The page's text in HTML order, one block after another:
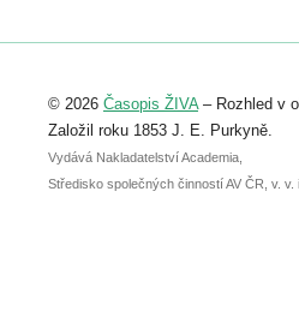
Registrovat se můžete do 6. září.
abstraktu přihlášené přednášky
posteru je už 30. června.
© 2026 Časopis ŽIVA– Rozhled v
Založil roku 1853 J. E. Purkyně.
Vydává Nakladatelství Academia,
Středisko společných činností AV ČR, v. v.